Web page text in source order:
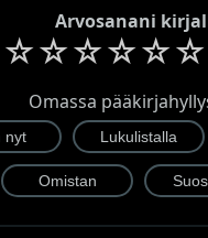
Arvosanani
☆☆☆☆☆☆
Omassa